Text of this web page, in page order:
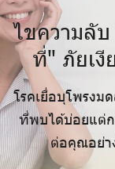
ไขความลับ
ที่" ภัยเงี
โรคเยื่อบุโพรงม
ที่พบได้บ่อยแต่
ต่อคุณอย่า